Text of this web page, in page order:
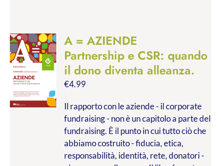
A = AZIENDE
Partnership e CSR: quando
il dono diventa alleanza.
€4.99
Il rapporto con le aziende - il corporate
fundraising - non è un capitolo a parte del
fundraising. È il punto in cui tutto ciò che
abbiamo costruito - fiducia, etica,
responsabilità, identità, rete, donatori -